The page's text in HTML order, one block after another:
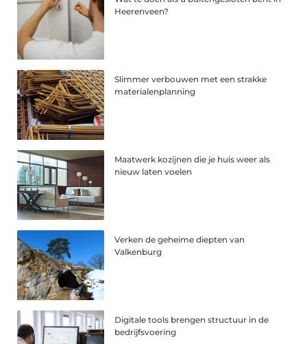
Heerenveen?
Slimmer verbouwen met een strakke
materialenplanning
Maatwerk kozijnen die je huis weer als
nieuw laten voelen
Verken de geheime diepten van
Valkenburg
Digitale tools brengen structuur in de
bedrijfsvoering